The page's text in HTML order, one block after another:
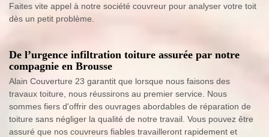
Faites vite appel à notre société couvreur pour analyser votre toit
dès un petit problème.
De l’urgence infiltration toiture assurée par notre
compagnie en Brousse
Alain Couverture 23 garantit que lorsque nous faisons des
travaux toiture, nous réussirons au premier service. Nous
sommes fiers d'offrir des ouvrages abordables de réparation de
toiture sans négliger la qualité de notre travail. Vous pouvez être
assuré que nos couvreurs fiables travailleront rapidement et